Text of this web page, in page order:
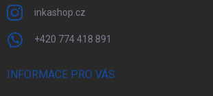
inkashop.cz
+420 774 418 891
INFORMACE PRO VÁS